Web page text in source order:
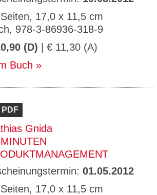
17,0 x 11,5 cm
978-3-86936-318-9
(D) | € 11,30 (A)
Buch
PDF
Gnida
01.05.2012
17,0 x 11,5 cm